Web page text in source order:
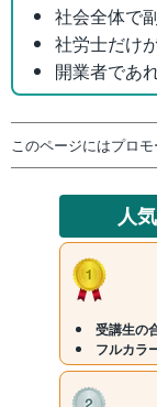
社会全体で
社労士だけ
開業者であ
このページにはプロ
人
受講生の
フルカラ